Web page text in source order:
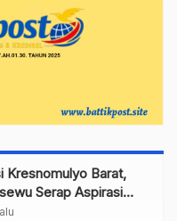
Kresnomulyo Barat,
Serap Aspirasi